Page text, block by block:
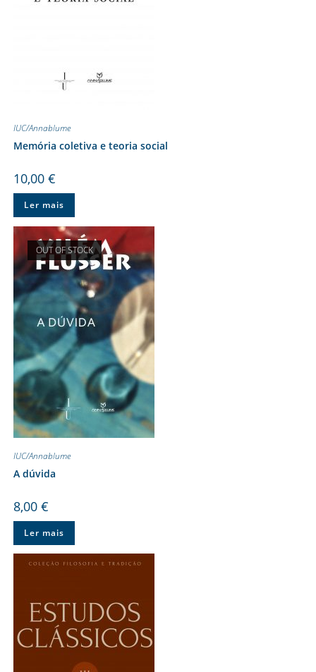
IUC/Annablume
Memória coletiva e teoria social
10,00 €
Ler mais
OUT OF STOCK
IUC/Annablume
A dúvida
8,00 €
Ler mais